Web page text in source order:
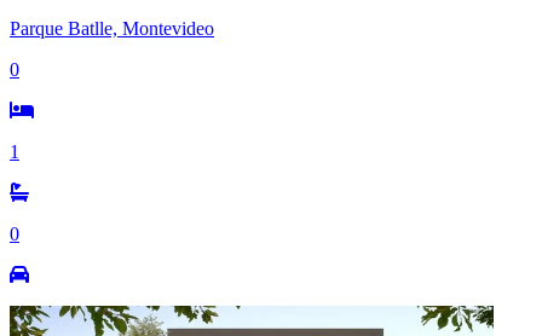
Parque Batlle, Montevideo
0
1
0